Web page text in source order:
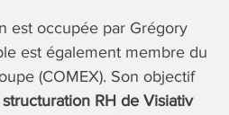
est occupée par Grégory
est également membre du
(COMEX). Son objectif
RH de Visiativ